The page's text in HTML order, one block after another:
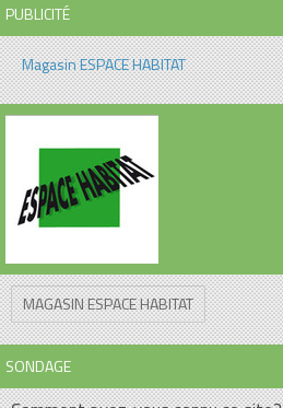
PUBLICITÉ
Magasin ESPACE HABITAT
MAGASIN ESPACE HABITAT
SONDAGE